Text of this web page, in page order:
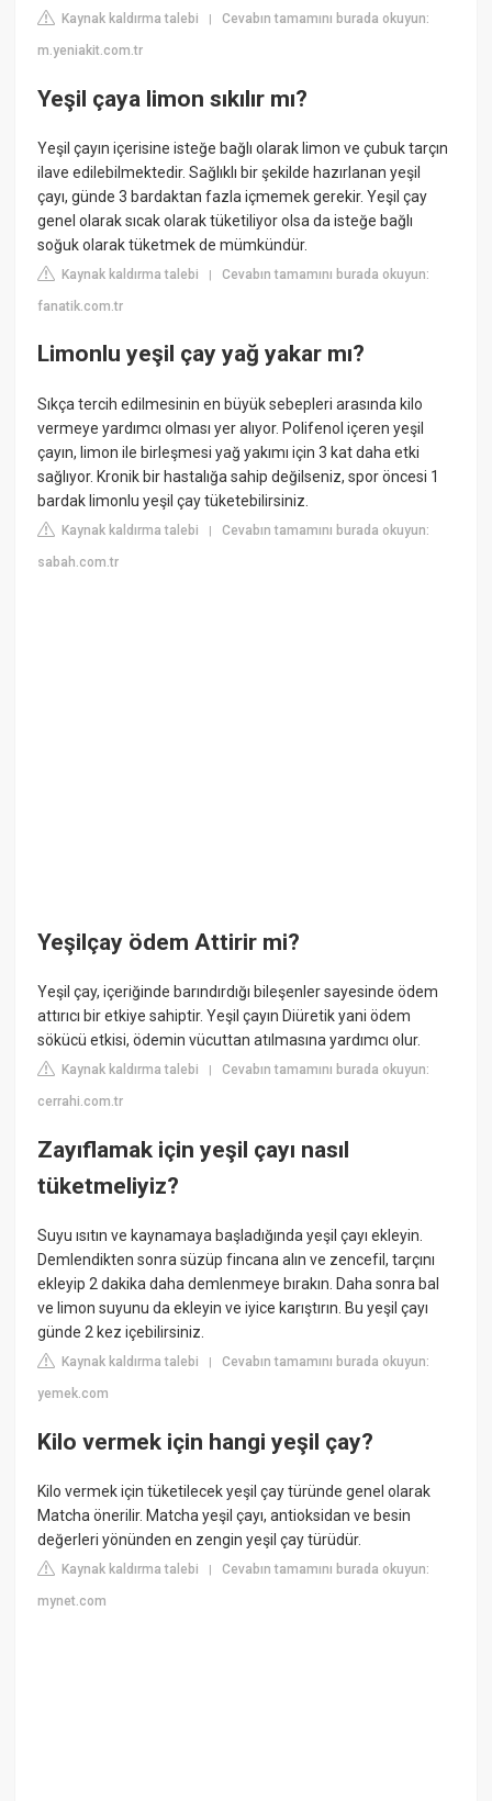
Kaynak kaldırma talebi |Cevabın tamamını burada okuyun:
m.yeniakit.com.tr
Yeşil çaya limon sıkılır mı?
Yeşil çayın içerisine isteğe bağlı olarak limon ve çubuk tarçın
ilave edilebilmektedir. Sağlıklı bir şekilde hazırlanan yeşil
çayı, günde 3 bardaktan fazla içmemek gerekir. Yeşil çay
genel olarak sıcak olarak tüketiliyor olsa da isteğe bağlı
soğuk olarak tüketmek de mümkündür.
Kaynak kaldırma talebi |Cevabın tamamını burada okuyun:
fanatik.com.tr
Limonlu yeşil çay yağ yakar mı?
Sıkça tercih edilmesinin en büyük sebepleri arasında kilo
vermeye yardımcı olması yer alıyor. Polifenol içeren yeşil
çayın, limon ile birleşmesi yağ yakımı için 3 kat daha etki
sağlıyor. Kronik bir hastalığa sahip değilseniz, spor öncesi 1
bardak limonlu yeşil çay tüketebilirsiniz.
Kaynak kaldırma talebi |Cevabın tamamını burada okuyun:
sabah.com.tr
Yeşilçay ödem Attirir mi?
Yeşil çay, içeriğinde barındırdığı bileşenler sayesinde ödem
attırıcı bir etkiye sahiptir. Yeşil çayın Diüretik yani ödem
sökücü etkisi, ödemin vücuttan atılmasına yardımcı olur.
Kaynak kaldırma talebi |Cevabın tamamını burada okuyun:
cerrahi.com.tr
Zayıflamak için yeşil çayı nasıl
tüketmeliyiz?
Suyu ısıtın ve kaynamaya başladığında yeşil çayı ekleyin.
Demlendikten sonra süzüp fincana alın ve zencefil, tarçını
ekleyip 2 dakika daha demlenmeye bırakın. Daha sonra bal
ve limon suyunu da ekleyin ve iyice karıştırın. Bu yeşil çayı
günde 2 kez içebilirsiniz.
Kaynak kaldırma talebi |Cevabın tamamını burada okuyun:
yemek.com
Kilo vermek için hangi yeşil çay?
Kilo vermek için tüketilecek yeşil çay türünde genel olarak
Matcha önerilir. Matcha yeşil çayı, antioksidan ve besin
değerleri yönünden en zengin yeşil çay türüdür.
Kaynak kaldırma talebi |Cevabın tamamını burada okuyun:
mynet.com